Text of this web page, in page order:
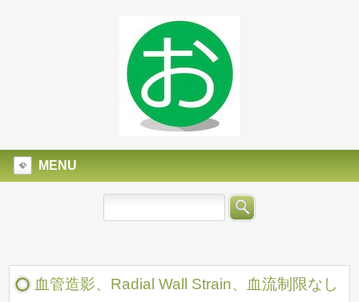
MENU
血管造影、Radial Wall Strain、血流制限なし